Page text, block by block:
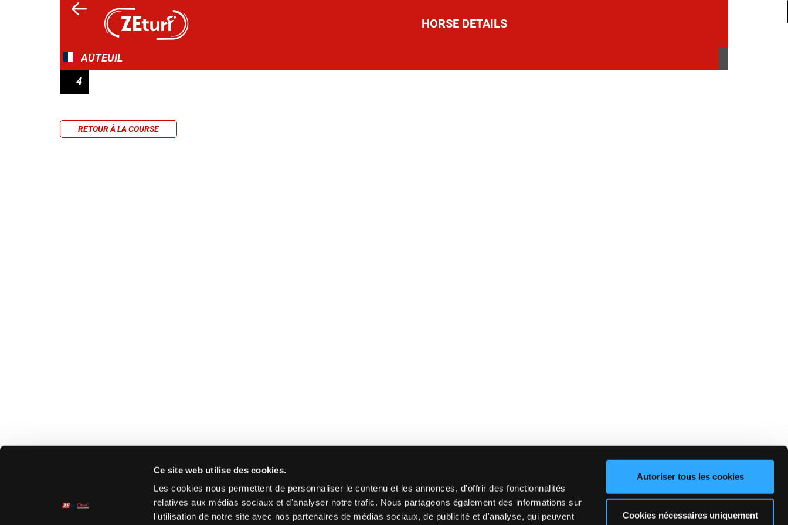
Ce site web utilise des cookies.
Les cookies nous permettent de personnaliser le contenu et les annonces, d'offrir des fonctionnalités
relatives aux médias sociaux et d'analyser notre trafic. Nous partageons également des informations sur
l'utilisation de notre site avec nos partenaires de médias sociaux, de publicité et d'analyse, qui peuvent
Autoriser tous les cookies
Cookies nécessaires uniquement
HORSE DETAILS
AUTEUIL
4
RETOUR À LA COURSE